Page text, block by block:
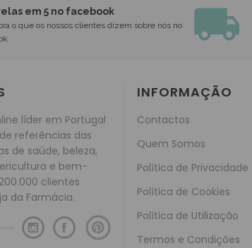
em 5 no facebook
o que os nossos clientes dizem sobre nós no
líder em Portugal
referências das
de saúde, beleza,
e bem-
clientes
da Farmácia.
INFORMAÇÃO
Contactos
Quem Somos
Política de Privacidade
Política de Cookies
Política de Utilização
Termos e Condições